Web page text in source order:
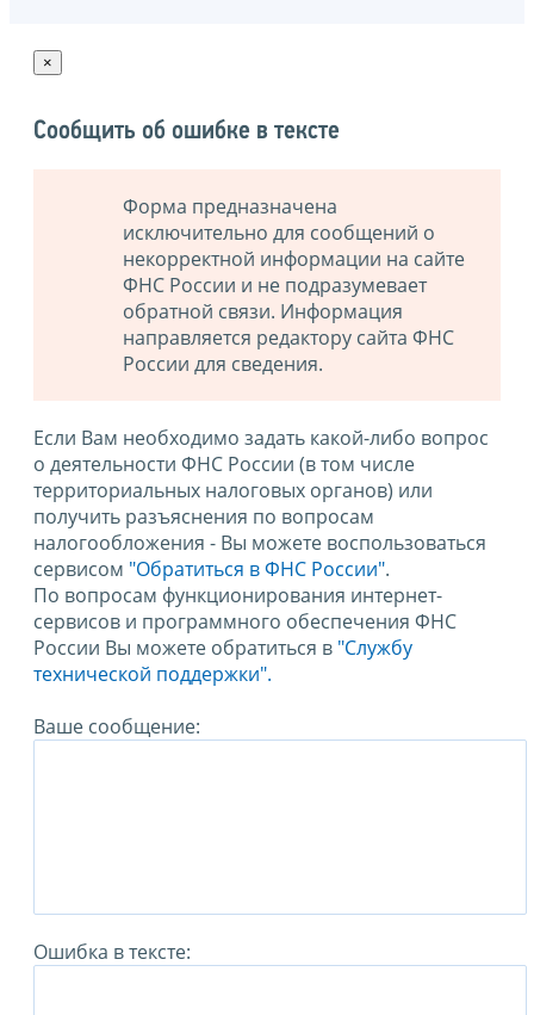
×
Сообщить об ошибке в тексте
Форма предназначена
исключительно для сообщений о
некорректной информации на сайте
ФНС России и не подразумевает
обратной связи. Информация
направляется редактору сайта ФНС
России для сведения.
Если Вам необходимо задать какой-либо вопрос
о деятельности ФНС России (в том числе
территориальных налоговых органов) или
получить разъяснения по вопросам
налогообложения - Вы можете воспользоваться
сервисом "Обратиться в ФНС России".
По вопросам функционирования интернет-
сервисов и программного обеспечения ФНС
России Вы можете обратиться в "Службу
технической поддержки".
Ваше сообщение:
Ошибка в тексте: